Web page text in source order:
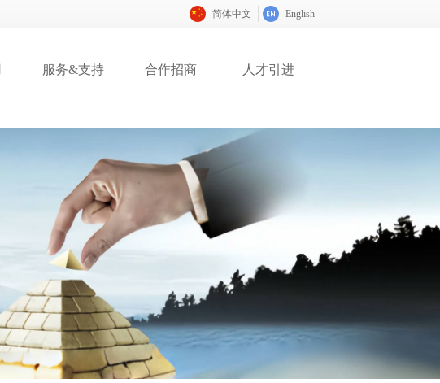
服务&支持 合作招商 人才引进
简体中文 English